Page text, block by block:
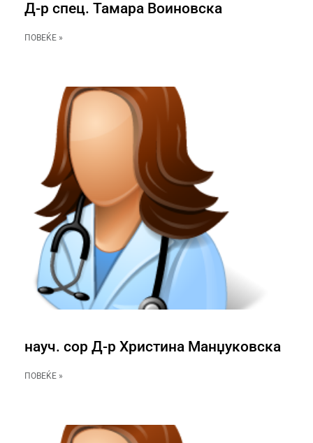
Д-р спец. Тамара Воиновска
ПОВЕЌЕ »
науч. сор Д-р Христина Манџуковска
ПОВЕЌЕ »